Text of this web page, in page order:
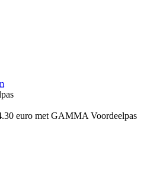
euro met GAMMA Voordeelpas